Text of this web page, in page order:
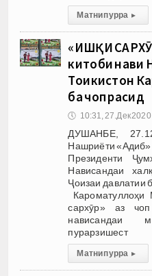
Матни пурра ▸
«ИШҚИ
китоби нави
Тоҷикистон
ба чоп расид
🕔 10:31, 27.Дек 2020
ДУШАНБЕ,
Нашриёти «Адиб»
Президенти
Нависандаи
Ҷоизаи давлатии
сархӯр» аз
нависандаи
пурарзишест
Матни пурра ▸